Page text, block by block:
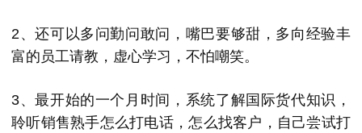
2、还可以多问勤问敢问，嘴巴要够甜，多向经验丰
富的员工请教，虚心学习，不怕嘲笑。
3、最开始的一个月时间，系统了解国际货代知识，
聆听销售熟手怎么打电话，怎么找客户，自己尝试打